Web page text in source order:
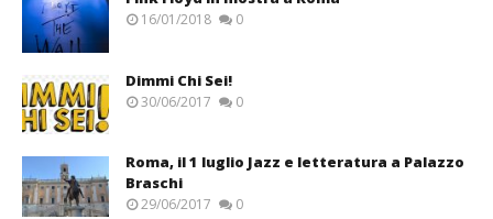
16/01/2018 0
Dimmi Chi Sei!
30/06/2017 0
Roma, il 1 luglio Jazz e letteratura a Palazzo
Braschi
29/06/2017 0